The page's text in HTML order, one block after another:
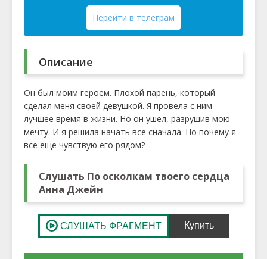
Перейти в телеграм
Описание
Он был моим героем. Плохой парень, который
сделал меня своей девушкой. Я провела с ним
лучшее время в жизни. Но он ушел, разрушив мою
мечту. И я решила начать все сначала. Но почему я
все еще чувствую его рядом?
Слушать По осколкам твоего сердца
Анна Джейн